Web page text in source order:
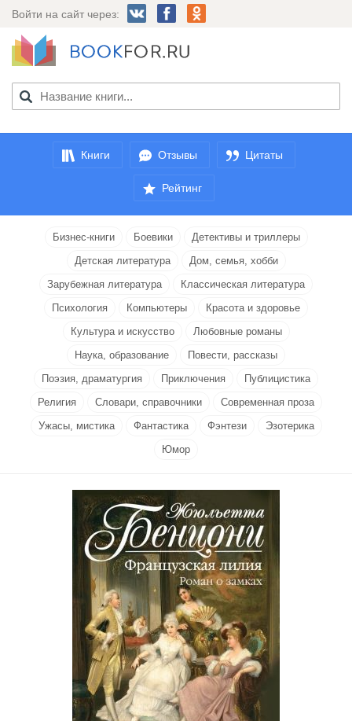
Войти на сайт через:
Книги Отзывы Цитаты
Рейтинг
Бизнес-книги Боевики
Детективы и триллеры
Детская литература
Дом, семья, хобби
Зарубежная литература
Классическая литература
Психология
Компьютеры
Красота и здоровье
Культура и искусство
Любовные романы
Наука, образование
Повести, рассказы
Поэзия, драматургия
Приключения
Публицистика
Религия
Словари, справочники
Современная проза
Ужасы, мистика
Фантастика Фэнтези
Эзотерика
Юмор